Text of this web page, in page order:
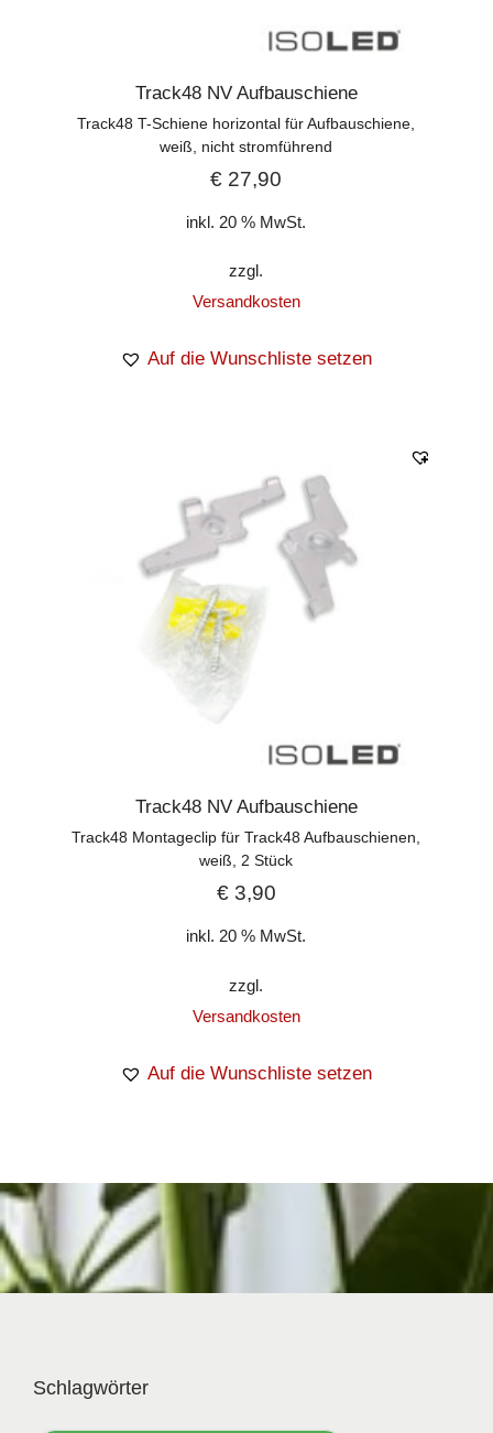
Track48 NV Aufbauschiene
Track48 T-Schiene horizontal für Aufbauschiene,
weiß, nicht stromführend
€ 27,90
inkl. 20 % MwSt.
zzgl.
Versandkosten
Auf die Wunschliste setzen
Track48 NV Aufbauschiene
Track48 Montageclip für Track48 Aufbauschienen,
weiß, 2 Stück
€3,90
inkl. 20 % MwSt.
zzgl.
Versandkosten
Auf die Wunschliste setzen
Schlagwörter